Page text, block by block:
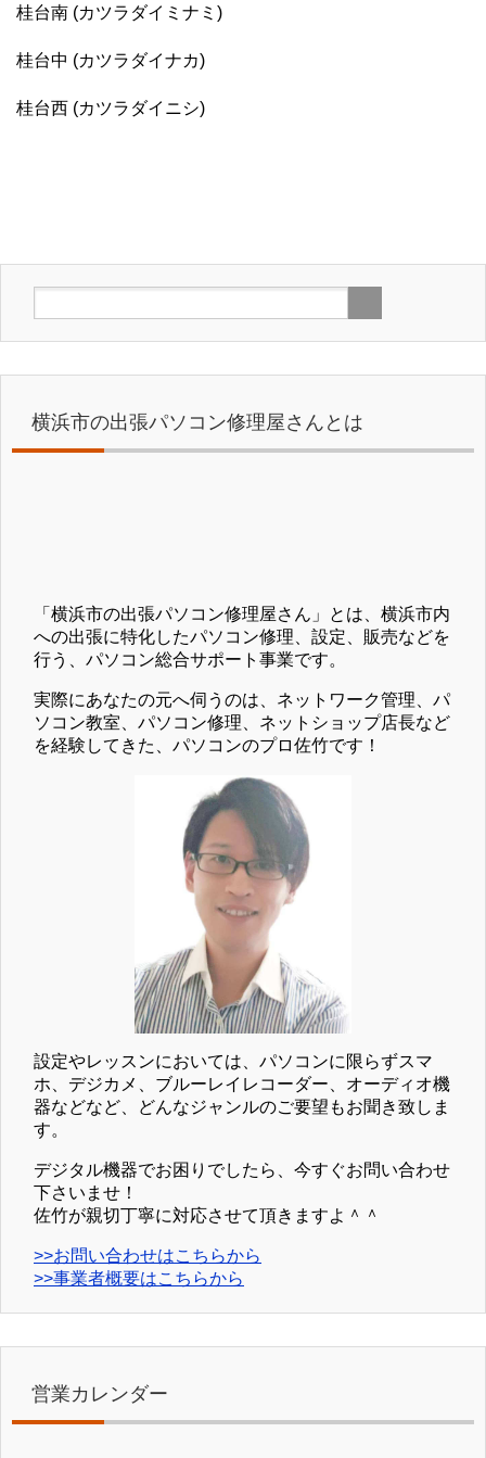
桂台南 (カツラダイミナミ)
桂台中 (カツラダイナカ)
桂台西 (カツラダイニシ)
横浜市の出張パソコン修理屋さんとは
「横浜市の出張パソコン修理屋さん」とは、横浜市内
への出張に特化したパソコン修理、設定、販売などを
行う、パソコン総合サポート事業です。
実際にあなたの元へ伺うのは、ネットワーク管理、パ
ソコン教室、パソコン修理、ネットショップ店長など
を経験してきた、パソコンのプロ佐竹です！
設定やレッスンにおいては、パソコンに限らずスマ
ホ、デジカメ、ブルーレイレコーダー、オーディオ機
器などなど、どんなジャンルのご要望もお聞き致しま
す。
デジタル機器でお困りでしたら、今すぐお問い合わせ
下さいませ！
佐竹が親切丁寧に対応させて頂きますよ＾＾
>>お問い合わせはこちらから
>>事業者概要はこちらから
営業カレンダー